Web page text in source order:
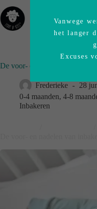
De voor- en nadelen van
Frederieke
28
0-4 maanden, 4-8
Inbakeren
Vanwege
het langer
Excuses